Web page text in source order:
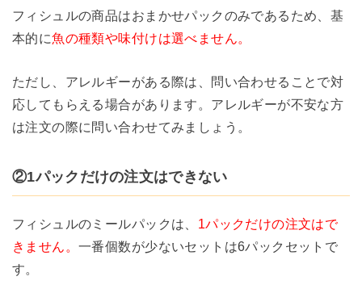
フィシュルの商品はおまかせパックのみであるため、基
本的に魚の種類や味付けは選べません。
ただし、アレルギーがある際は、問い合わせることで対
応してもらえる場合があります。アレルギーが不安な方
は注文の際に問い合わせてみましょう。
②1パックだけの注文はできない
フィシュルのミールパックは、 1パックだけの注文はで
きません。一番個数が少ないセットは6パックセットで
す。